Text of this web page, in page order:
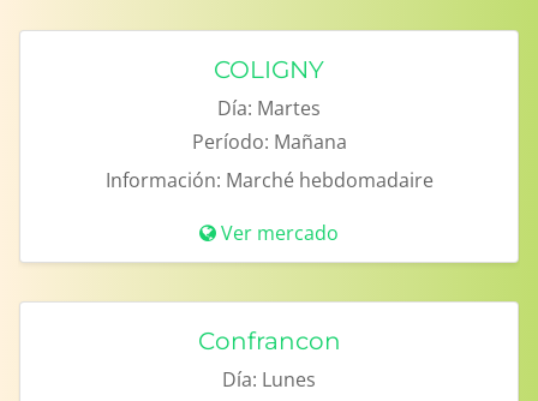
COLIGNY
Día: Martes
Período: Mañana
Información: Marché hebdomadaire
Ver mercado
Confrancon
Día: Lunes